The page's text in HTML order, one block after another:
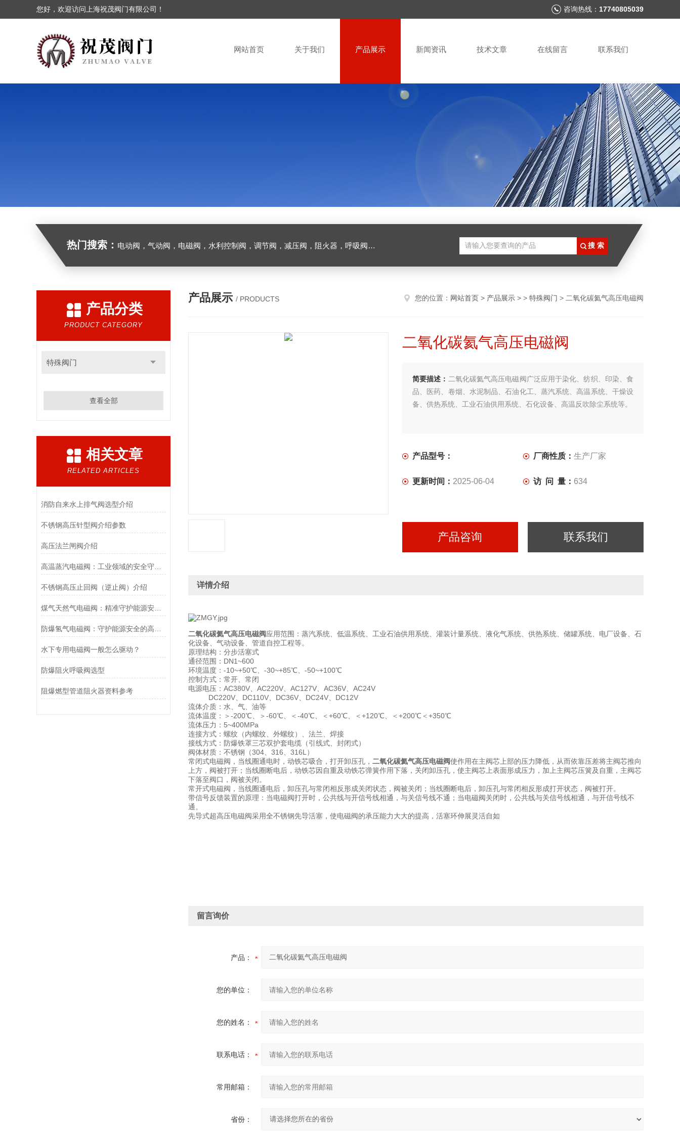
您好，欢迎访问上海祝茂阀门有限公司！ 咨询热线： 17740805039
网站首页 关于我们 产品展示 新闻资讯 技术文章 在线留言 联系我们
热门搜索： 电动阀，气动阀，电磁阀，水利控制阀，调节阀，减压阀，阻火器，呼吸阀，排气阀
产品分类
PRODUCT CATEGORY
特殊阀门
查看全部
相关文章
RELATED ARTICLES
消防自来水上排气阀选型介绍
不锈钢高压针型阀介绍参数
高压法兰闸阀介绍
不锈钢高压止回阀（逆止阀）介绍
煤气天然气电磁阀：精准守护能源安全的“调控卫士”
水下专用电磁阀一般怎么驱动？
防爆阻火呼吸阀选型
阻爆燃型管道阻火器资料参考
产品展示 / PRODUCTS 您的位置： 网站首页 > 产品展示 > > 特殊阀门 > 二氧化碳氦气高压电磁阀
二氧化碳氦气高压电磁阀
简要描述： 二氧化碳氦气高压电磁阀广泛应用于染化、纺织、印染、食
品、医药、卷烟、水泥制品、石油化工、蒸汽系统、高温系统、干燥设
备、供热系统、工业石油供用系统、石化设备、高温反吹除尘系统等。
产品型号： 厂商性质： 生产厂家
更新时间： 2025-06-04 访 问 量： 634
产品咨询 联系我们
详情介绍
二氧化碳氦气高压电磁阀应用范围：蒸汽系统、低温系统、工业石油供用系统、灌装计量系统、液化气系统、供热系统、储罐系统、电厂设备、石
化设备、气动设备、管道自控工程等。
原理结构：分步活塞式
通径范围：DN1~600
环境温度：-10~+50℃、-30~+85℃、-50~+100℃
控制方式：常开、常闭
电源电压：AC380V、AC220V、AC127V、AC36V、AC24V
DC220V、DC110V、DC36V、DC24V、DC12V
流体介质：水、气、油等
流体温度：＞-200℃、＞-60℃、＜-40℃、＜+60℃、＜+120℃、＜+200℃＜+350℃
流体压力：5~400MPa
连接方式：螺纹（内螺纹、外螺纹）、法兰、焊接
接线方式：防爆铁罩三芯双护套电缆（引线式、封闭式）
阀体材质：不锈钢（304、316、316L）
常闭式电磁阀，当线圈通电时，动铁芯吸合，打开卸压孔， 二氧化碳氦气高压电磁阀使作用在主阀芯上部的压力降低，从而依靠压差将主阀芯推向
上方，阀被打开；当线圈断电后，动铁芯因自重及动铁芯弹簧作用下落，关闭卸压孔，使主阀芯上表面形成压力，加上主阀芯压簧及自重，主阀芯
下落至阀口，阀被关闭。
常开式电磁阀，当线圈通电后，卸压孔与常闭相反形成关闭状态，阀被关闭；当线圈断电后，卸压孔与常闭相反形成打开状态，阀被打开。
带信号反馈装置的原理：当电磁阀打开时，公共线与开信号线相通，与关信号线不通；当电磁阀关闭时，公共线与关信号线相通，与开信号线不
通。
先导式超高压电磁阀采用全不锈钢先导活塞，使电磁阀的承压能力大大的提高，活塞环伸展灵活自如
留言询价
产品：
您的单位：
您的姓名：
联系电话：
常用邮箱：
省份：